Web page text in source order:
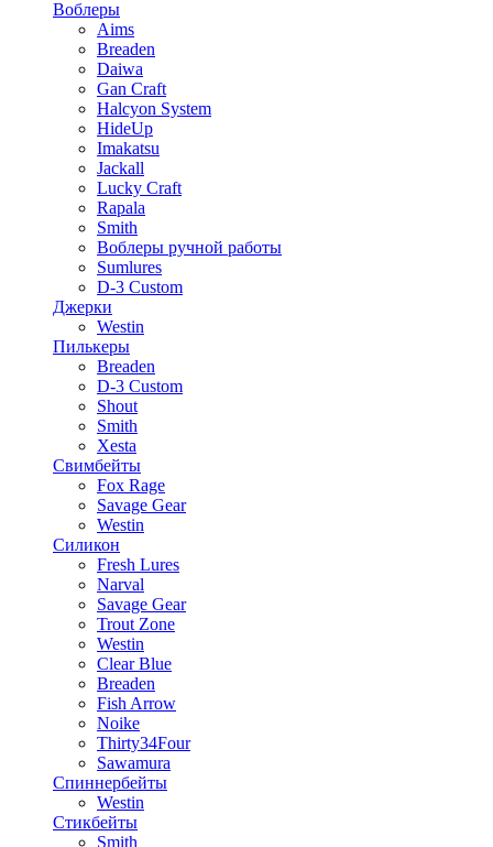
Воблеры
Aims
Breaden
Daiwa
Gan Craft
Halcyon System
HideUp
Imakatsu
Jackall
Lucky Craft
Rapala
Smith
Воблеры ручной работы
Sumlures
D-3 Custom
Джерки
Westin
Пилькеры
Breaden
D-3 Custom
Shout
Smith
Xesta
Свимбейты
Fox Rage
Savage Gear
Westin
Силикон
Fresh Lures
Narval
Savage Gear
Trout Zone
Westin
Clear Blue
Breaden
Fish Arrow
Noike
Thirty34Four
Sawamura
Спиннербейты
Westin
Стикбейты
Smith